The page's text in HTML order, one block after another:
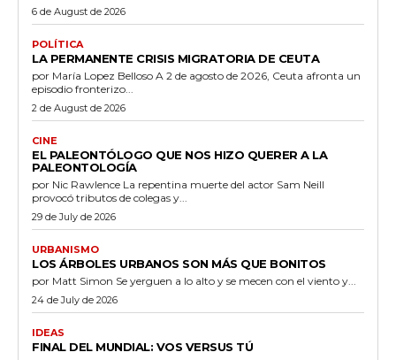
6 de August de 2026
POLÍTICA
LA PERMANENTE CRISIS MIGRATORIA DE CEUTA
por María Lopez Belloso A 2 de agosto de 2026, Ceuta afronta un
episodio fronterizo...
2 de August de 2026
CINE
EL PALEONTÓLOGO QUE NOS HIZO QUERER A LA
PALEONTOLOGÍA
por Nic Rawlence La repentina muerte del actor Sam Neill
provocó tributos de colegas y...
29 de July de 2026
URBANISMO
LOS ÁRBOLES URBANOS SON MÁS QUE BONITOS
por Matt Simon Se yerguen a lo alto y se mecen con el viento y...
24 de July de 2026
IDEAS
FINAL DEL MUNDIAL: VOS VERSUS TÚ